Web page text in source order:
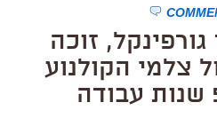
זוכה
צלמי הקולנוע